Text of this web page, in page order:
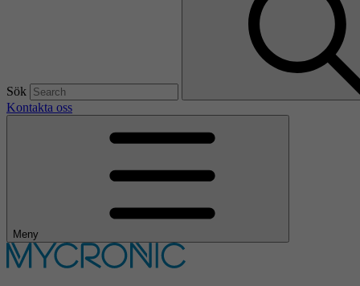
Sök
Kontakta oss
Meny